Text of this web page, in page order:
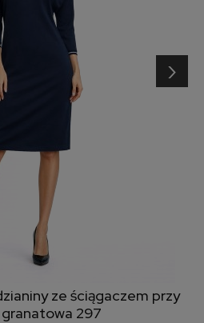
ze ściągaczem przy
297
›